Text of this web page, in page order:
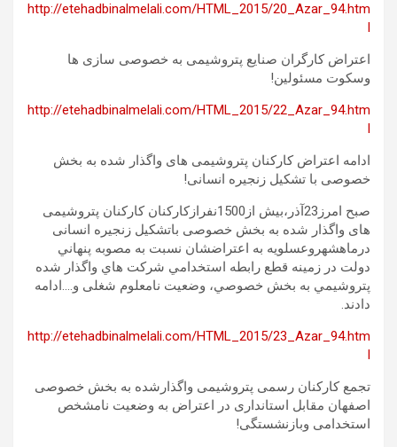
http://etehadbinalmelali.com/HTML_2015/20_Azar_94.htm
l
اعتراض کارگران صنایع پتروشیمی به خصوصی سازی ها
وسکوت مسئولین!
http://etehadbinalmelali.com/HTML_2015/22_Azar_94.htm
l
ادامه اعتراض کارکنان پتروشیمی های واگذار شده به بخش
خصوصی با تشکیل زنجیره انسانی!
صبح امرز23آذر،بیش از1500نفرازکارکنان کارکنان پتروشیمی
های واگذار شده به بخش خصوصی باتشکیل زنجیره انسانی
درماهشهروعسلویه به اعتراضشان نسبت به مصوبه پنهاني
دولت در زمينه قطع رابطه استخدامي شركت هاي واگذار شده
پتروشيمي به بخش خصوصي، وضعیت نامعلوم شغلی و….ادامه
دادند.
http://etehadbinalmelali.com/HTML_2015/23_Azar_94.htm
l
تجمع کارکنان رسمی پتروشیمی واگذارشده به بخش خصوصی
اصفهان مقابل استانداری در اعتراض به وضعیت نامشخص
استخدامی وبازنشستگی!